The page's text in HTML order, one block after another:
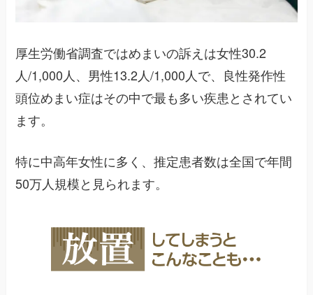
厚生労働省調査ではめまいの訴えは女性30.2
人/1,000人、男性13.2人/1,000人で、良性発作性
頭位めまい症はその中で最も多い疾患とされてい
ます。
特に中高年女性に多く、推定患者数は全国で年間
50万人規模と見られます。